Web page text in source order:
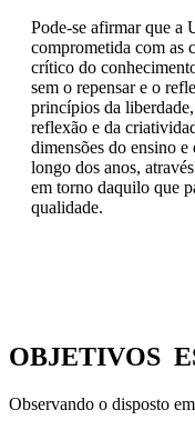
Pode-se afirmar que a
comprometida com as
crítico do
sem o repensar e o
princípios da
reflexão e da
dimensões do ensino
longo dos anos,
em torno daquilo que
qualidade.
OBJETIVOS
Observando o disposto